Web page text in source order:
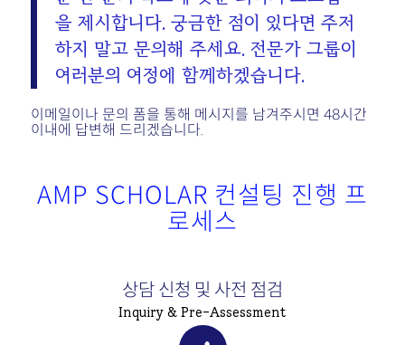
을 제시합니다. 궁금한 점이 있다면 주저
하지 말고 문의해 주세요. 전문가 그룹이
여러분의 여정에 함께하겠습니다.
이메일이나 문의 폼을 통해 메시지를 남겨주시면 48시간
이내에 답변해 드리겠습니다.
AMP SCHOLAR 컨설팅 진행 프
로세스
상담 신청 및 사전 점검
Inquiry & Pre-Assessment